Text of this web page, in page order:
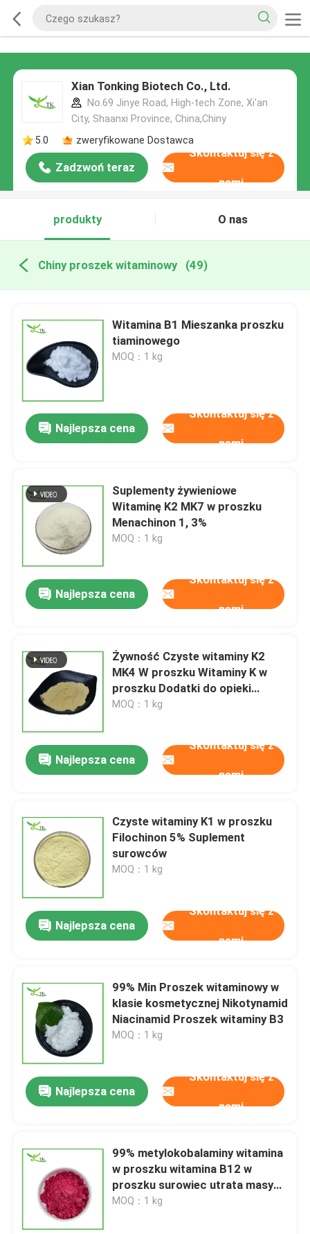
Xian Tonking Biotech Co., Ltd.
No.69 Jinye Road, High-tech Zone, Xi'an
City, Shaanxi Province, China,Chiny
5.0
zweryfikowane Dostawca
Zadzwoń teraz
Skontaktuj się z
nami
produkty O nas
Chiny proszek witaminowy (49)
Witamina B1 Mieszanka proszku
tiaminowego
MOQ：1 kg
Najlepsza cena
Skontaktuj się z
nami
Suplementy żywieniowe
Witaminę K2 MK7 w proszku
Menachinon 1, 3%
MOQ：1 kg
Najlepsza cena
Skontaktuj się z
nami
Żywność Czyste witaminy K2
MK4 W proszku Witaminy K w
proszku Dodatki do opieki
zdrowotnej Surowca
MOQ：1 kg
Najlepsza cena
Skontaktuj się z
nami
Czyste witaminy K1 w proszku
Filochinon 5% Suplement
surowców
MOQ：1 kg
Najlepsza cena
Skontaktuj się z
nami
99% Min Proszek witaminowy w
klasie kosmetycznej Nikotynamid
Niacinamid Proszek witaminy B3
MOQ：1 kg
Najlepsza cena
Skontaktuj się z
nami
99% metylokobalaminy witamina
w proszku witamina B12 w
proszku surowiec utrata masy
ciała zwiększenie energii
MOQ：1 kg